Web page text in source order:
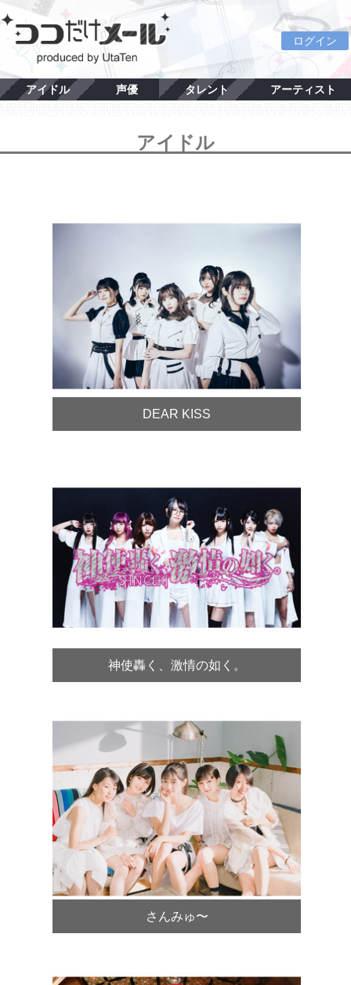
ログイン
アイドル 声優 タレント アーティスト
アイドル
DEAR KISS
神使轟く、激情の如く。
さんみゅ〜